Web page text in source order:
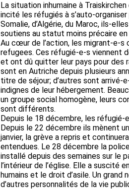
La situation inhumaine à
incité les réfugiés à s’auto-
Somalie, d’Algérie, du Maroc, ils-
soutiens au statut moins précaire en
Au cœur de l’action, les migrant-e-
refugees. Ces réfugié-e-s viennent
et ont dû quitter leur pays pour des
sont en Autriche depuis plusieurs
titre de séjour; d’autres sont
indignes de leur hébergement.
un groupe social homogène, leurs
sont différents.
Depuis le 18 décembre, les réfugié-
Depuis le 22 décembre ils mènent
janvier, la grève a repris et
entendues. Le 28 décembre la
installé depuis des semaines sur le
l’intérieur de l’église. Elle a suscité
humains et le droit d’asile. Un
d’autres personnalités de la vie